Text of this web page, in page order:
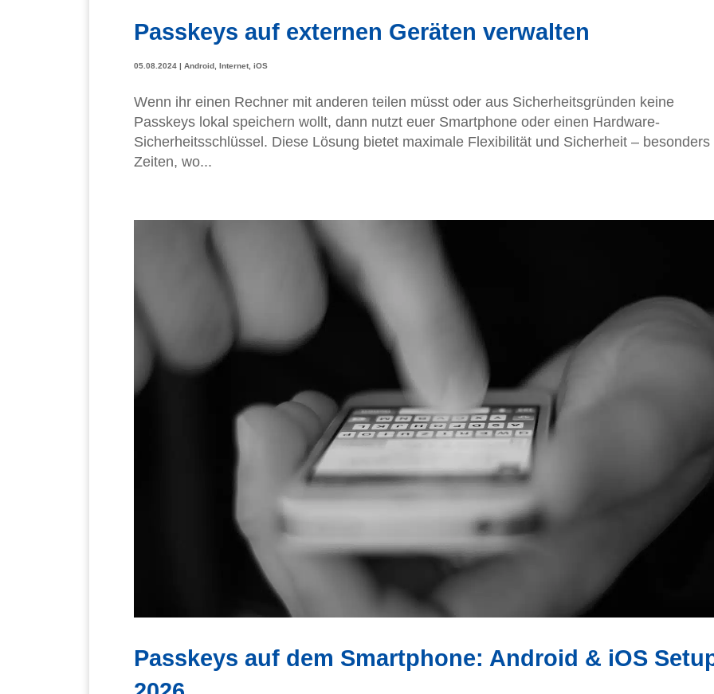
Passkeys auf externen Geräten verwalten
05.08.2024 Android, Internet, iOS
Wenn ihr einen Rechner mit anderen teilen müsst oder aus Sicherheitsgründen keine
Passkeys lokal speichern wollt, dann nutzt euer Smartphone oder einen Hardware-
Sicherheitsschlüssel. Diese Lösung bietet maximale Flexibilität und Sicherheit – besonders
Zeiten, wo...
Passkeys auf dem Smartphone: Android & iOS